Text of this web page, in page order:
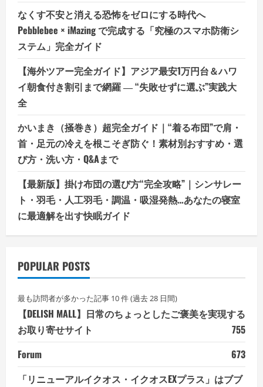
なくす不安と消える恐怖をゼロにする時代へ
Pebblebee × iMazing で完成する「究極のスマホ防衛シ
ステム」完全ガイド
【海外ツアー完全ガイド】アジア最安1万円台＆ハワ
イ朝食付き割引まで網羅 ― “失敗せずに選ぶ”実践大
全
かいまき（掻巻き）超完全ガイド｜“着る布団”で肩・
首・足元の冷えを根こそぎ防ぐ！素材別おすすめ・選
び方・洗い方・Q&Aまで
【最新版】掛け布団の選び方“完全攻略”｜シンサレー
ト・羽毛・人工羽毛・調温・吸湿発熱…あなたの寝室
に最適解を出す快眠ガイド
POPULAR POSTS
最も訪問者が多かった記事 10 件 (過去 28 日間)
【DELISH MALL】日常のちょっとしたご褒美を実現する
お取り寄せサイト
755
Forum
673
「リニューアルイクオス・イクオスEXプラス」はブブ